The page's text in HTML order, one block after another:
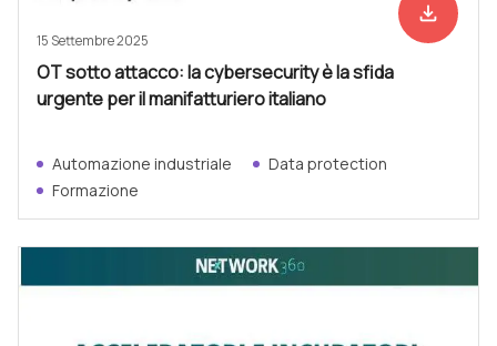
Scarica
file_download
15 Settembre 2025
OT sotto attacco: la cybersecurity è la sfida
urgente per il manifatturiero italiano
Automazione industriale
Data protection
Formazione